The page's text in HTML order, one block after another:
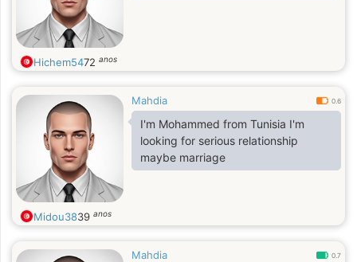
Hichem5472 anos
Mahdia 0.6
I'm Mohammed from Tunisia I'm
looking for serious relationship
maybe marriage
Midou3839 anos
Mahdia 0.7